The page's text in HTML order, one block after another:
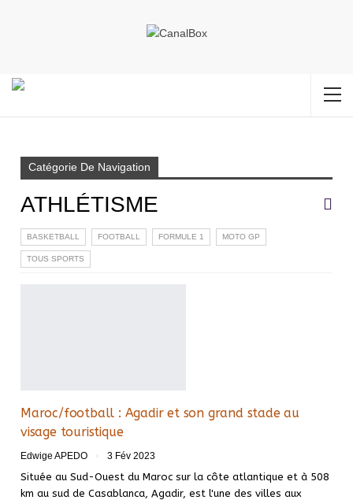
Catégorie De Navigation
ATHLÉTISME
BASKETBALL FOOTBALL FORMULE 1 MOTO GP
TOUS SPORTS
Maroc/football : Agadir et son grand stade au
visage touristique
Edwige APEDO 3 Fév 2023
Située au Sud-Ouest du Maroc sur la côte atlantique et à 508
km au sud de Casablanca, Agadir, est l'une des villes aux